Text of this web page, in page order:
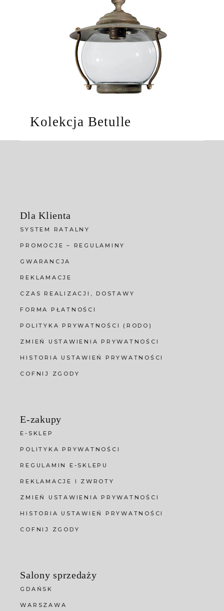
Kolekcja Betulle
Dla Klienta
SYSTEM RATALNY
PROMOCJE – REGULAMINY
GWARANCJA
REKLAMACJE
CZAS REALIZACJI, DOSTAWY
FORMA PŁATNOŚCI
POLITYKA PRYWATNOŚCI (RODO)
ZMIEŃ USTAWIENIA PRYWATNOŚCI
HISTORIA USTAWIEŃ PRYWATNOŚCI
COFNIJ ZGODY
E-zakupy
E-SKLEP
POLITYKA PRYWATNOŚCI
REGULAMIN E-SKLEPU
REKLAMACJE I ZWROTY
ZMIEŃ USTAWIENIA PRYWATNOŚCI
HISTORIA USTAWIEŃ PRYWATNOŚCI
COFNIJ ZGODY
Salony sprzedaży
GDAŃSK
WARSZAWA